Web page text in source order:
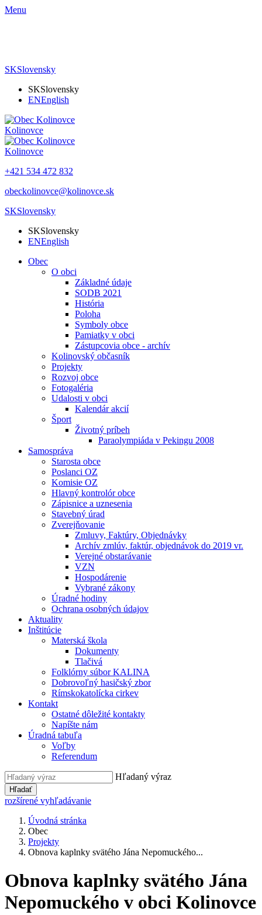
Menu
SKSlovensky
SKSlovensky
ENEnglish
Kolinovce
Kolinovce
+421 534 472 832
obeckolinovce@kolinovce.sk
SKSlovensky
SKSlovensky
ENEnglish
Obec
O obci
Základné údaje
SODB 2021
História
Poloha
Symboly obce
Pamiatky v obci
Zástupcovia obce - archív
Kolinovský občasník
Projekty
Rozvoj obce
Fotogaléria
Udalosti v obci
Kalendár akcií
Šport
Životný príbeh
Paraolympiáda v Pekingu 2008
Samospráva
Starosta obce
Poslanci OZ
Komisie OZ
Hlavný kontrolór obce
Zápisnice a uznesenia
Stavebný úrad
Zverejňovanie
Zmluvy, Faktúry, Objednávky
Archív zmlúv, faktúr, objednávok do 2019 vr.
Verejné obstarávanie
VZN
Hospodárenie
Vybrané zákony
Úradné hodiny
Ochrana osobných údajov
Aktuality
Inštitúcie
Materská škola
Dokumenty
Tlačivá
Folklórny súbor KALINA
Dobrovoľný hasičský zbor
Rímskokatolícka cirkev
Kontakt
Ostatné dôležité kontakty
Napíšte nám
Úradná tabuľa
Voľby
Referendum
Hľadaný výraz
Hľadať
rozšírené vyhľadávanie
Úvodná stránka
Obec
Projekty
Obnova kaplnky svätého Jána Nepomuckého...
Obnova kaplnky svätého Jána
Nepomuckého v obci Kolinovce